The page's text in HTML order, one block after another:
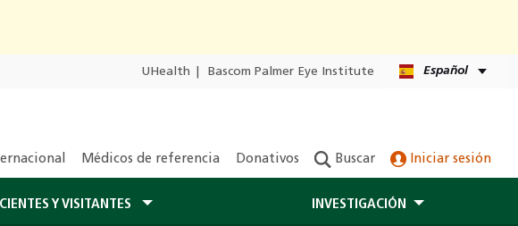
UHealth Bascom Palmer Eye Institute Español
Médicos de referencia Donativos Buscar Iniciar sesión
Y VISITANTES INVESTIGACIÓN